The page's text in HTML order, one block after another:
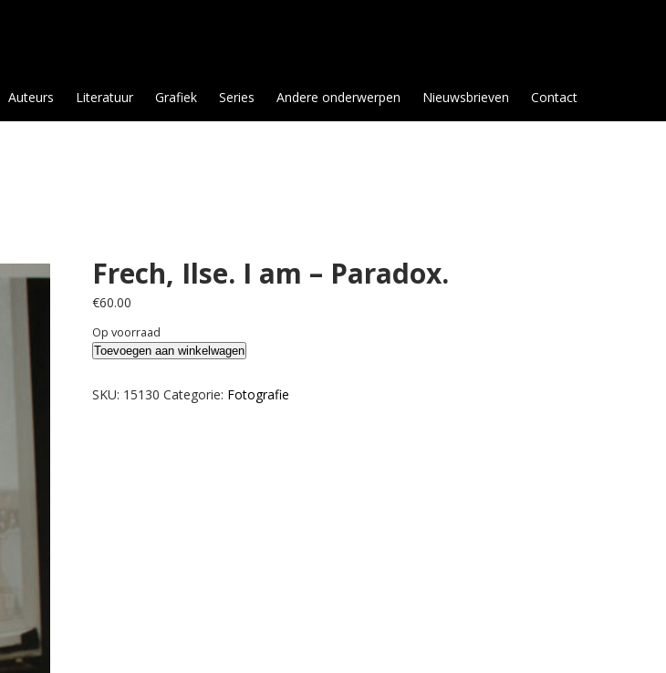
Auteurs Literatuur Grafiek Series Andere onderwerpen Nieuwsbrieven Contact
Frech, Ilse. I am – Paradox.
€60.00
Op voorraad
Frech,
I
Toevoegen aan winkelwagen
SKU: 15130 Categorie: Fotografie